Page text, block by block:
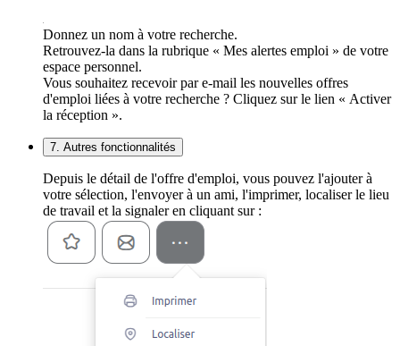
Donnez un nom à votre recherche.
Retrouvez-la dans la rubrique « Mes alertes emploi » de votre
espace personnel.
Vous souhaitez recevoir par e-mail les nouvelles offres
d'emploi liées à votre recherche ? Cliquez sur le lien « Activer
la réception ».
7. Autres fonctionnalités
Depuis le détail de l'offre d'emploi, vous pouvez l'ajouter à
votre sélection, l'envoyer à un ami, l'imprimer, localiser le lieu
de travail et la signaler en cliquant sur :